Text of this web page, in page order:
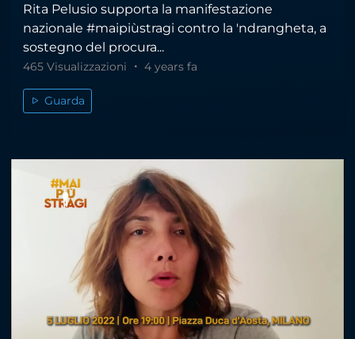
Rita Pelusio supporta la manifestazione
nazionale #maipiùstragi contro la 'ndrangheta, a
sostegno del procura...
465 Visualizzazioni 4 years fa
Guarda